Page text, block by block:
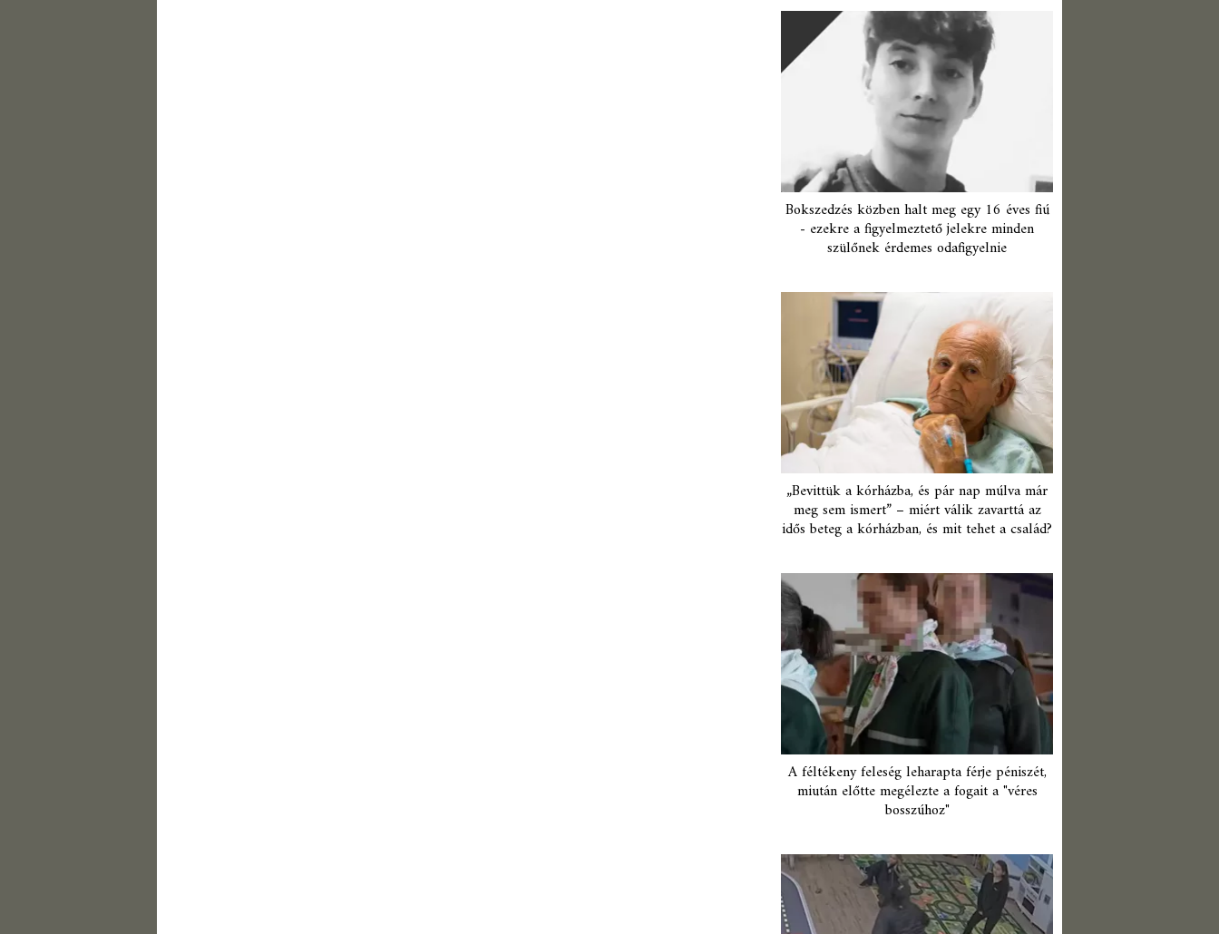
Bokszedzés közben halt meg egy 16 éves fiú
- ezekre a figyelmeztető jelekre minden
szülőnek érdemes odafigyelnie
„Bevittük a kórházba, és pár nap múlva már
meg sem ismert” – miért válik zavarttá az
idős beteg a kórházban, és mit tehet a család?
A féltékeny feleség leharapta férje péniszét,
miután előtte megélezte a fogait a "véres
bosszúhoz"